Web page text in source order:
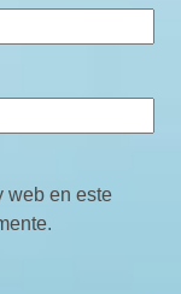
web en este